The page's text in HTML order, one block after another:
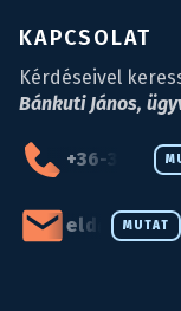
KAPCSOLAT
Kérdéseivel
Bánkuti János,
+36-34-
MUTAT
eld@eld.hu